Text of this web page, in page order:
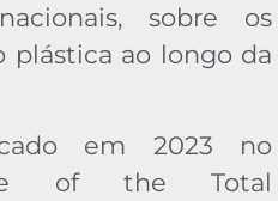
sobre os
plástica ao longo da
em 2023 no
of the Total